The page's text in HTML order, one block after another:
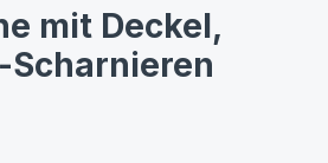
mit Deckel,